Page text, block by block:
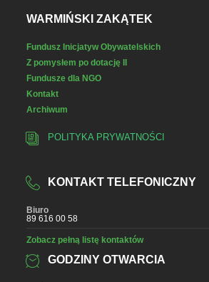
WARMIŃSKI ZAKĄTEK
Fundusz Inicjatyw Obywatelskich
Z pomysłem po dotację II
Fundusze dla NGO
Kontakt
Archiwum
POLITYKA PRYWATNOŚCI
KONTAKT TELEFONICZNY
Biuro
89 616 00 58
Zobacz pełną listę kontaktów
GODZINY OTWARCIA